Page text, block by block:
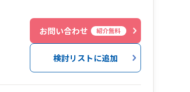
お問い合わせ 紹介無料
検討リストに追加